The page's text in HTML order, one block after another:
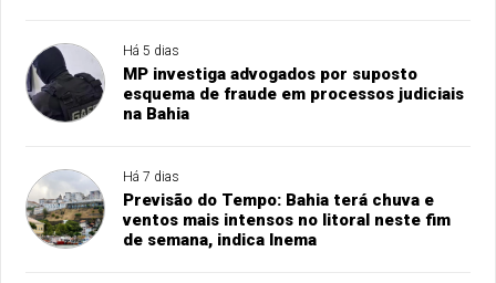
Há 5 dias
MP investiga advogados por suposto
esquema de fraude em processos judiciais
na Bahia
Há 7 dias
Previsão do Tempo: Bahia terá chuva e
ventos mais intensos no litoral neste fim
de semana, indica Inema